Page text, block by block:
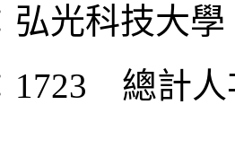
弘光科技大學
1723 總計人